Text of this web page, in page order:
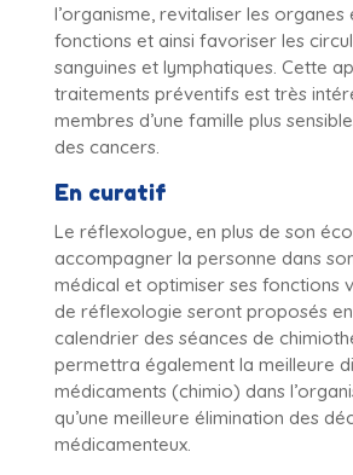
l’organisme, revitaliser les organes
fonctions et ainsi favoriser les
sanguines et lymphatiques. Cette
traitements préventifs est très
membres d’une famille plus
des cancers.
En curatif
Le réflexologue, en plus de son
accompagner la personne dans
médical et optimiser ses fonctions
de réflexologie seront proposés
calendrier des séances de
permettra également la meilleure
médicaments (chimio) dans
qu’une meilleure élimination des
médicamenteux.